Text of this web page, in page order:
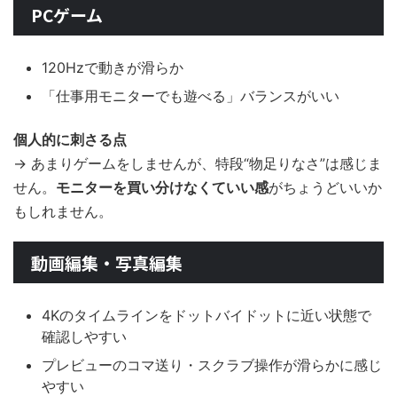
PCゲーム
120Hzで動きが滑らか
「仕事用モニターでも遊べる」バランスがいい
個人的に刺さる点
→ あまりゲームをしませんが、特段“物足りなさ”は感じま
せん。 モニターを買い分けなくていい感がちょうどいいか
もしれません。
動画編集・写真編集
4Kのタイムラインをドットバイドットに近い状態で
確認しやすい
プレビューのコマ送り・スクラブ操作が滑らかに感じ
やすい